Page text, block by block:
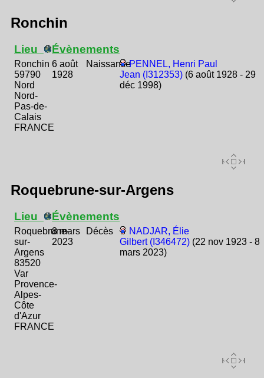
Ronchin
Lieu
Ronchin
59790
Nord
Nord-
Pas-de-
Calais
FRANCE
Évènements
6 août
1928
NaissancePENNEL, Henri Paul
Jean (I312353) (6 août 1928 - 29
déc 1998)
Roquebrune-sur-Argens
Lieu
Roquebrune-
sur-
Argens
83520
Var
Provence-
Alpes-
Côte
d'Azur
FRANCE
Évènements
8 mars
2023
Décès
NADJAR, Élie
Gilbert (I346472) (22 nov 1923 - 8
mars 2023)